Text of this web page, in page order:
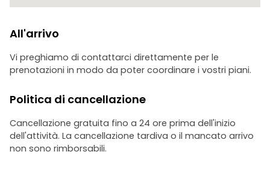
All'arrivo
Vi preghiamo di contattarci direttamente per le
prenotazioni in modo da poter coordinare i vostri piani.
Politica di cancellazione
Cancellazione gratuita fino a 24 ore prima dell'inizio
dell'attività. La cancellazione tardiva o il mancato arrivo
non sono rimborsabili.